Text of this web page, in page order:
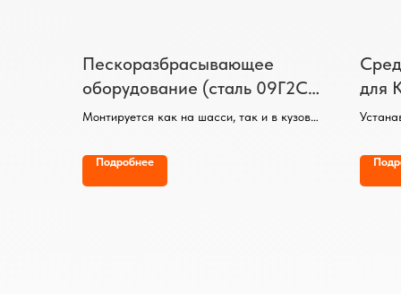
Пескоразбрасывающее
оборудование (сталь 09Г2С)
для КДМ
Монтируется как на шасси, так и в кузов
Объем бункера до 14 м3 (в зависимости от
базового транспортного средства).
Подробнее
для